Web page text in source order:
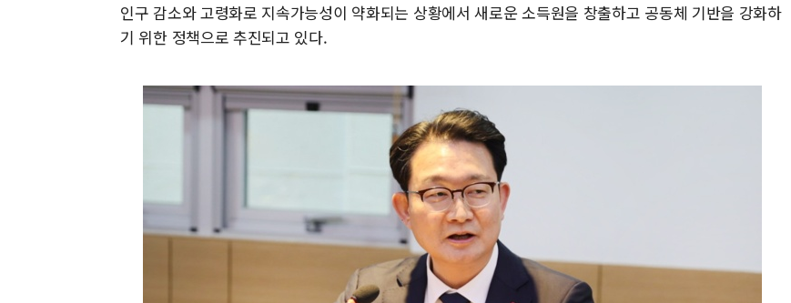
인구 감소와 고령화로 지속가능성이 약화되는 상황에서 새로운 소득원을 창출하고 공동체 기반을 강화하
기 위한 정책으로 추진되고 있다.